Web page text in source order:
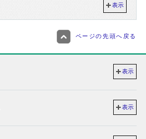
表示
ページの先頭へ戻る
表示
表示